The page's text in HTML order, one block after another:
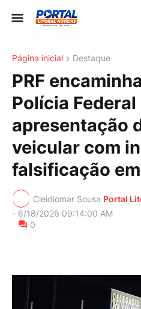
Página inicial Destaque
PRF
Polícia Federal
apresentação
veicular com
falsificação
Cleidiomar Sousa Portal
- 6/18/2026 09:14:00 AM
0